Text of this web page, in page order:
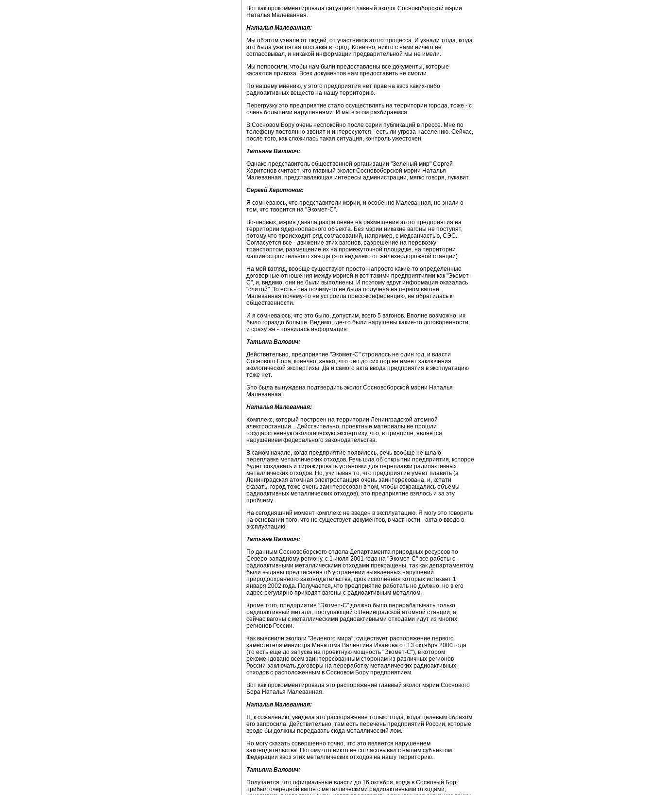
Вот как прокомментировала ситуацию главный эколог Сосновоборской мэрии
Наталья Малеванная.
Наталья Малеванная:
Мы об этом узнали от людей, от участников этого процесса. И узнали тогда, когда
это была уже пятая поставка в город. Конечно, никто с нами ничего не
согласовывал, и никакой информации предварительной мы не имели.
Мы попросили, чтобы нам были предоставлены все документы, которые
касаются привоза. Всех документов нам предоставить не смогли.
По нашему мнению, у этого предприятия нет прав на ввоз каких-либо
радиоактивных веществ на нашу территорию.
Перегрузку это предприятие стало осуществлять на территории города, тоже - с
очень большими нарушениями. И мы в этом разбираемся.
В Сосновом Бору очень неспокойно после серии публикаций в прессе. Мне по
телефону постоянно звонят и интересуются - есть ли угроза населению. Сейчас,
после того, как сложилась такая ситуация, контроль ужесточен.
Татьяна Валович:
Однако представитель общественной организации "Зеленый мир" Сергей
Харитонов считает, что главный эколог Сосновоборской мэрии Наталья
Малеванная, представляющая интересы администрации, мягко говоря, лукавит.
Сергей Харитонов:
Я сомневаюсь, что представители мэрии, и особенно Малеванная, не знали о
том, что творится на "Экомет-С".
Во-первых, мэрия давала разрешение на размещение этого предприятия на
территории ядерноопасного объекта. Без мэрии никакие вагоны не поступят,
потому что происходит ряд согласований, например, с медсанчастью, СЭС.
Согласуется все - движение этих вагонов, разрешение на перевозку
транспортом, размещение их на промежуточной площадке, на территории
машиностроительного завода (это недалеко от железнодорожной станции).
На мой взгляд, вообще существуют просто-напросто какие-то определенные
договорные отношения между мэрией и вот такими предприятиями как "Экомет-
С", и, видимо, они не были выполнены. И поэтому вдруг информация оказалась
"слитой". То есть - она почему-то не была получена на первом вагоне.
Малеванная почему-то не устроила пресс-конференцию, не обратилась к
общественности.
И я сомневаюсь, что это было, допустим, всего 5 вагонов. Вполне возможно, их
было гораздо больше. Видимо, где-то были нарушены какие-то договоренности,
и сразу же - появилась информация.
Татьяна Валович:
Действительно, предприятие "Экомет-С" строилось не один год, и власти
Соснового Бора, конечно, знают, что оно до сих пор не имеет заключения
экологической экспертизы. Да и самого акта ввода предприятия в эксплуатацию
тоже нет.
Это была вынуждена подтвердить эколог Сосновоборской мэрии Наталья
Малеванная.
Наталья Малеванная:
Комплекс, который построен на территории Ленинградской атомной
электростанции... Действительно, проектные материалы не прошли
государственную экологическую экспертизу, что, в принципе, является
нарушением федерального законодательства.
В самом начале, когда предприятие появилось, речь вообще не шла о
переплавке металлических отходов. Речь шла об открытии предприятия, которое
будет создавать и тиражировать установки для переплавки радиоактивных
металлических отходов. Но, учитывая то, что предприятие умеет плавить (а
Ленинградская атомная электростанция очень заинтересована, и, кстати
сказать, город тоже очень заинтересован в том, чтобы сокращались объемы
радиоактивных металлических отходов), это предприятие взялось и за эту
проблему.
На сегодняшний момент комплекс не введен в эксплуатацию. Я могу это говорить
на основании того, что не существует документов, в частности - акта о вводе в
эксплуатацию.
Татьяна Валович:
По данным Сосновоборского отдела Департамента природных ресурсов по
Северо-западному региону, с 1 июля 2001 года на "Экомет-С" все работы с
радиоактивными металлическими отходами прекращены, так как департаментом
были выданы предписания об устранении выявленных нарушений
природоохранного законодательства, срок исполнения которых истекает 1
января 2002 года. Получается, что предприятие работать не должно, но в его
адрес регулярно приходят вагоны с радиоактивным металлом.
Кроме того, предприятие "Экомет-С" должно было перерабатывать только
радиоактивный металл, поступающий с Ленинградской атомной станции, а
сейчас вагоны с металлическими радиоактивными отходами идут из многих
регионов России.
Как выяснили экологи "Зеленого мира", существует распоряжение первого
заместителя министра Минатома Валентина Иванова от 13 октября 2000 года
(то есть еще до запуска на проектную мощность "Экомет-С"), в котором
рекомендовано всем заинтересованным сторонам из различных регионов
России заключать договоры на переработку металлических радиоактивных
отходов с расположенным в Сосновом Бору предприятием.
Вот как прокомментировала это распоряжение главный эколог мэрии Соснового
Бора Наталья Малеванная.
Наталья Малеванная:
Я, к сожалению, увидела это распоряжение только тогда, когда целевым образом
его запросила. Действительно, там есть перечень предприятий России, которые
вроде бы должны передавать сюда металлический лом.
Но могу сказать совершенно точно, что это является нарушением
законодательства. Потому что никто не согласовывал с нашим субъектом
Федерации ввоз этих металлических отходов на нашу территорию.
Татьяна Валович:
Получается, что официальные власти до 16 октября, когда в Сосновый Бор
прибыл очередной вагон с металлическими радиоактивными отходами,